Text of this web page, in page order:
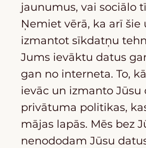
jaunumus, vai sociālo
Ņemiet vērā, ka arī
izmantot sīkdatņu
Jums ievāktu datus
gan no interneta. To,
ievāc un izmanto Jūsu
privātuma politikas,
mājas lapās. Mēs bez
nenododam Jūsu